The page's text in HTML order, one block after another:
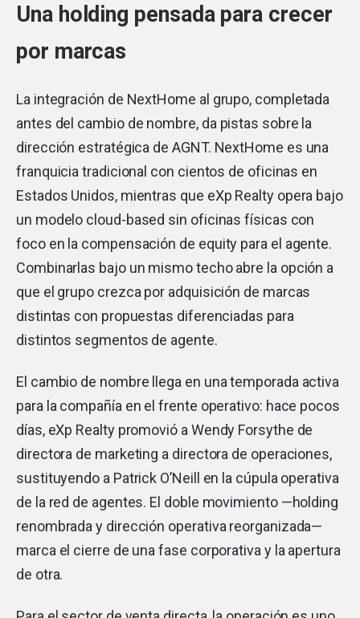
Una holding pensada para crecer
por marcas
La integración de NextHome al grupo, completada
antes del cambio de nombre, da pistas sobre la
dirección estratégica de AGNT. NextHome es una
franquicia tradicional con cientos de oficinas en
Estados Unidos, mientras que eXp Realty opera bajo
un modelo cloud-based sin oficinas físicas con
foco en la compensación de equity para el agente.
Combinarlas bajo un mismo techo abre la opción a
que el grupo crezca por adquisición de marcas
distintas con propuestas diferenciadas para
distintos segmentos de agente.
El cambio de nombre llega en una temporada activa
para la compañía en el frente operativo: hace pocos
días, eXp Realty promovió a Wendy Forsythe de
directora de marketing a directora de operaciones,
sustituyendo a Patrick O’Neill en la cúpula operativa
de la red de agentes. El doble movimiento —holding
renombrada y dirección operativa reorganizada—
marca el cierre de una fase corporativa y la apertura
de otra.